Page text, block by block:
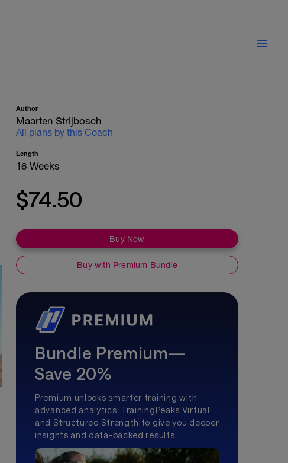
Author
Maarten Strijbosch
All plans by this Coach
Length
16 Weeks
$74.50
Buy Now
Buy with Premium Bundle
Bundle Premium—
Save 20%
Premium unlocks smarter training with
advanced analytics, TrainingPeaks Virtual,
and Structured Strength to give you deeper
insights and data-backed results.